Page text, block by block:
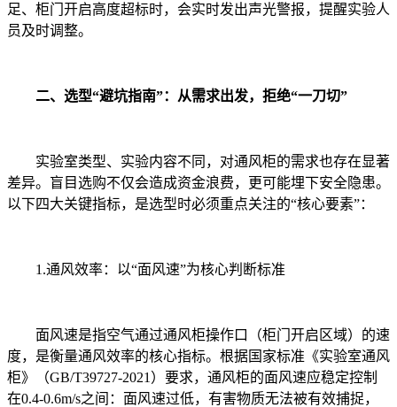
足、柜门开启高度超标时，会实时发出声光警报，提醒实验人
员及时调整。
二、选型“避坑指南”：从需求出发，拒绝“一刀切”
实验室类型、实验内容不同，对通风柜的需求也存在显著
差异。盲目选购不仅会造成资金浪费，更可能埋下安全隐患。
以下四大关键指标，是选型时必须重点关注的“核心要素”：
1.通风效率：以“面风速”为核心判断标准
面风速是指空气通过通风柜操作口（柜门开启区域）的速
度，是衡量通风效率的核心指标。根据国家标准《实验室通风
柜》（GB/T39727-2021）要求，通风柜的面风速应稳定控制
在0.4-0.6m/s之间：面风速过低，有害物质无法被有效捕捉，